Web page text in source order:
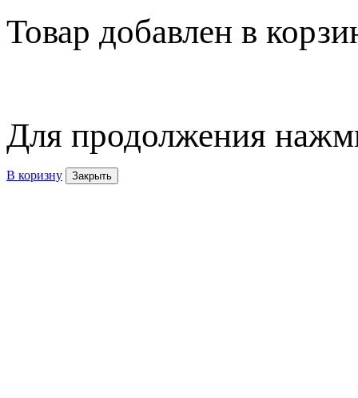
Товар добавлен в
Для продолжения
В коризну Закрыть